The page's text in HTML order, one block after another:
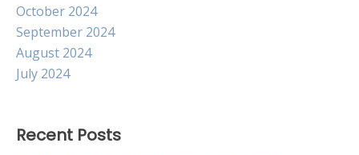
October 2024
September 2024
August 2024
July 2024
Recent Posts